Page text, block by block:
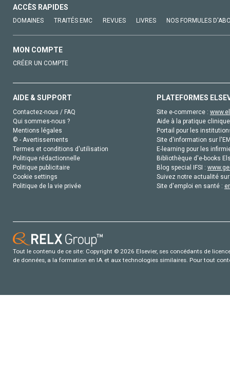
ACCÈS RAPIDES
DOMAINES TRAITÉS EMC REVUES LIVRES NOS FORMULES
MON COMPTE
CRÉER UN COMPTE
AIDE & SUPPORT
Contactez-nous / FAQ
Qui sommes-nous ?
Mentions légales
© - Avertissements
Termes et conditions d'utilisation
Politique rédactionnelle
Politique publicitaire
Cookie settings
Politique de la vie privée
PLATEFORMES
Site e-commerce :
Aide à la pratique
Portail pour les
Site d'information sur
E-learning pour les
Bibliothèque d'e-books
Blog special IFSI :
Suivez notre actualité
Site d'emploi en santé :
Tout le contenu de ce site: Copyright © 2026 Elsevier, ses concédants de
de données, a la formation en IA et aux technologies similaires. Pour tout